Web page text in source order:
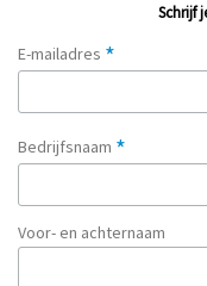
Schrijf
E-mailadres *
Bedrijfsnaam *
Voor- en achternaam